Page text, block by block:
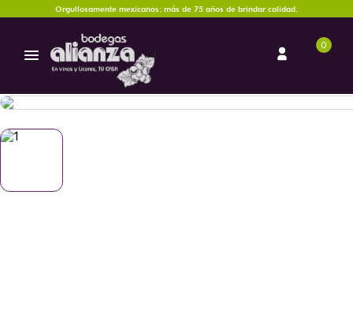
Orgullosamente mexicanos: más de 75 años de brindar calidad.
0